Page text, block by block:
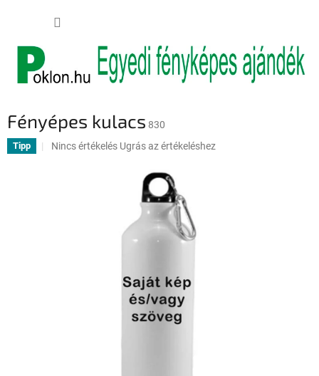
tartalomhoz
Fényépes kulacs 830
Tipp
A
Nincs értékelés Ugrás az értékeléshez